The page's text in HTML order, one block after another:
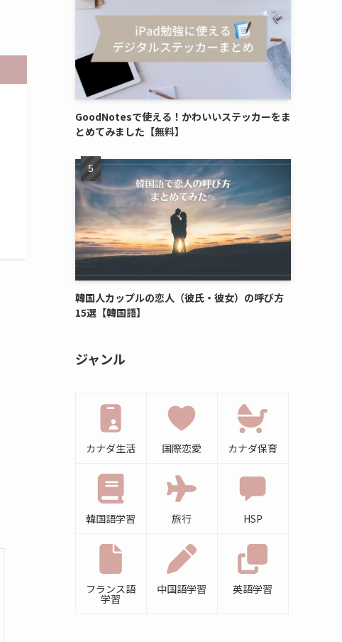
GoodNotesで使える！かわいいステッカーをま
とめてみました【無料】
韓国人カップルの恋人（彼氏・彼女）の呼び方
15選【韓国語】
ジャンル
カナダ生活 国際恋愛 カナダ保育
韓国語学習 旅行 HSP
フランス語
学習
中国語学習 英語学習